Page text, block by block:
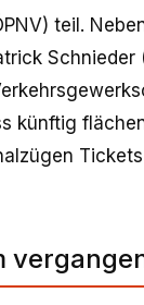
teil.
Schnieder
künftig